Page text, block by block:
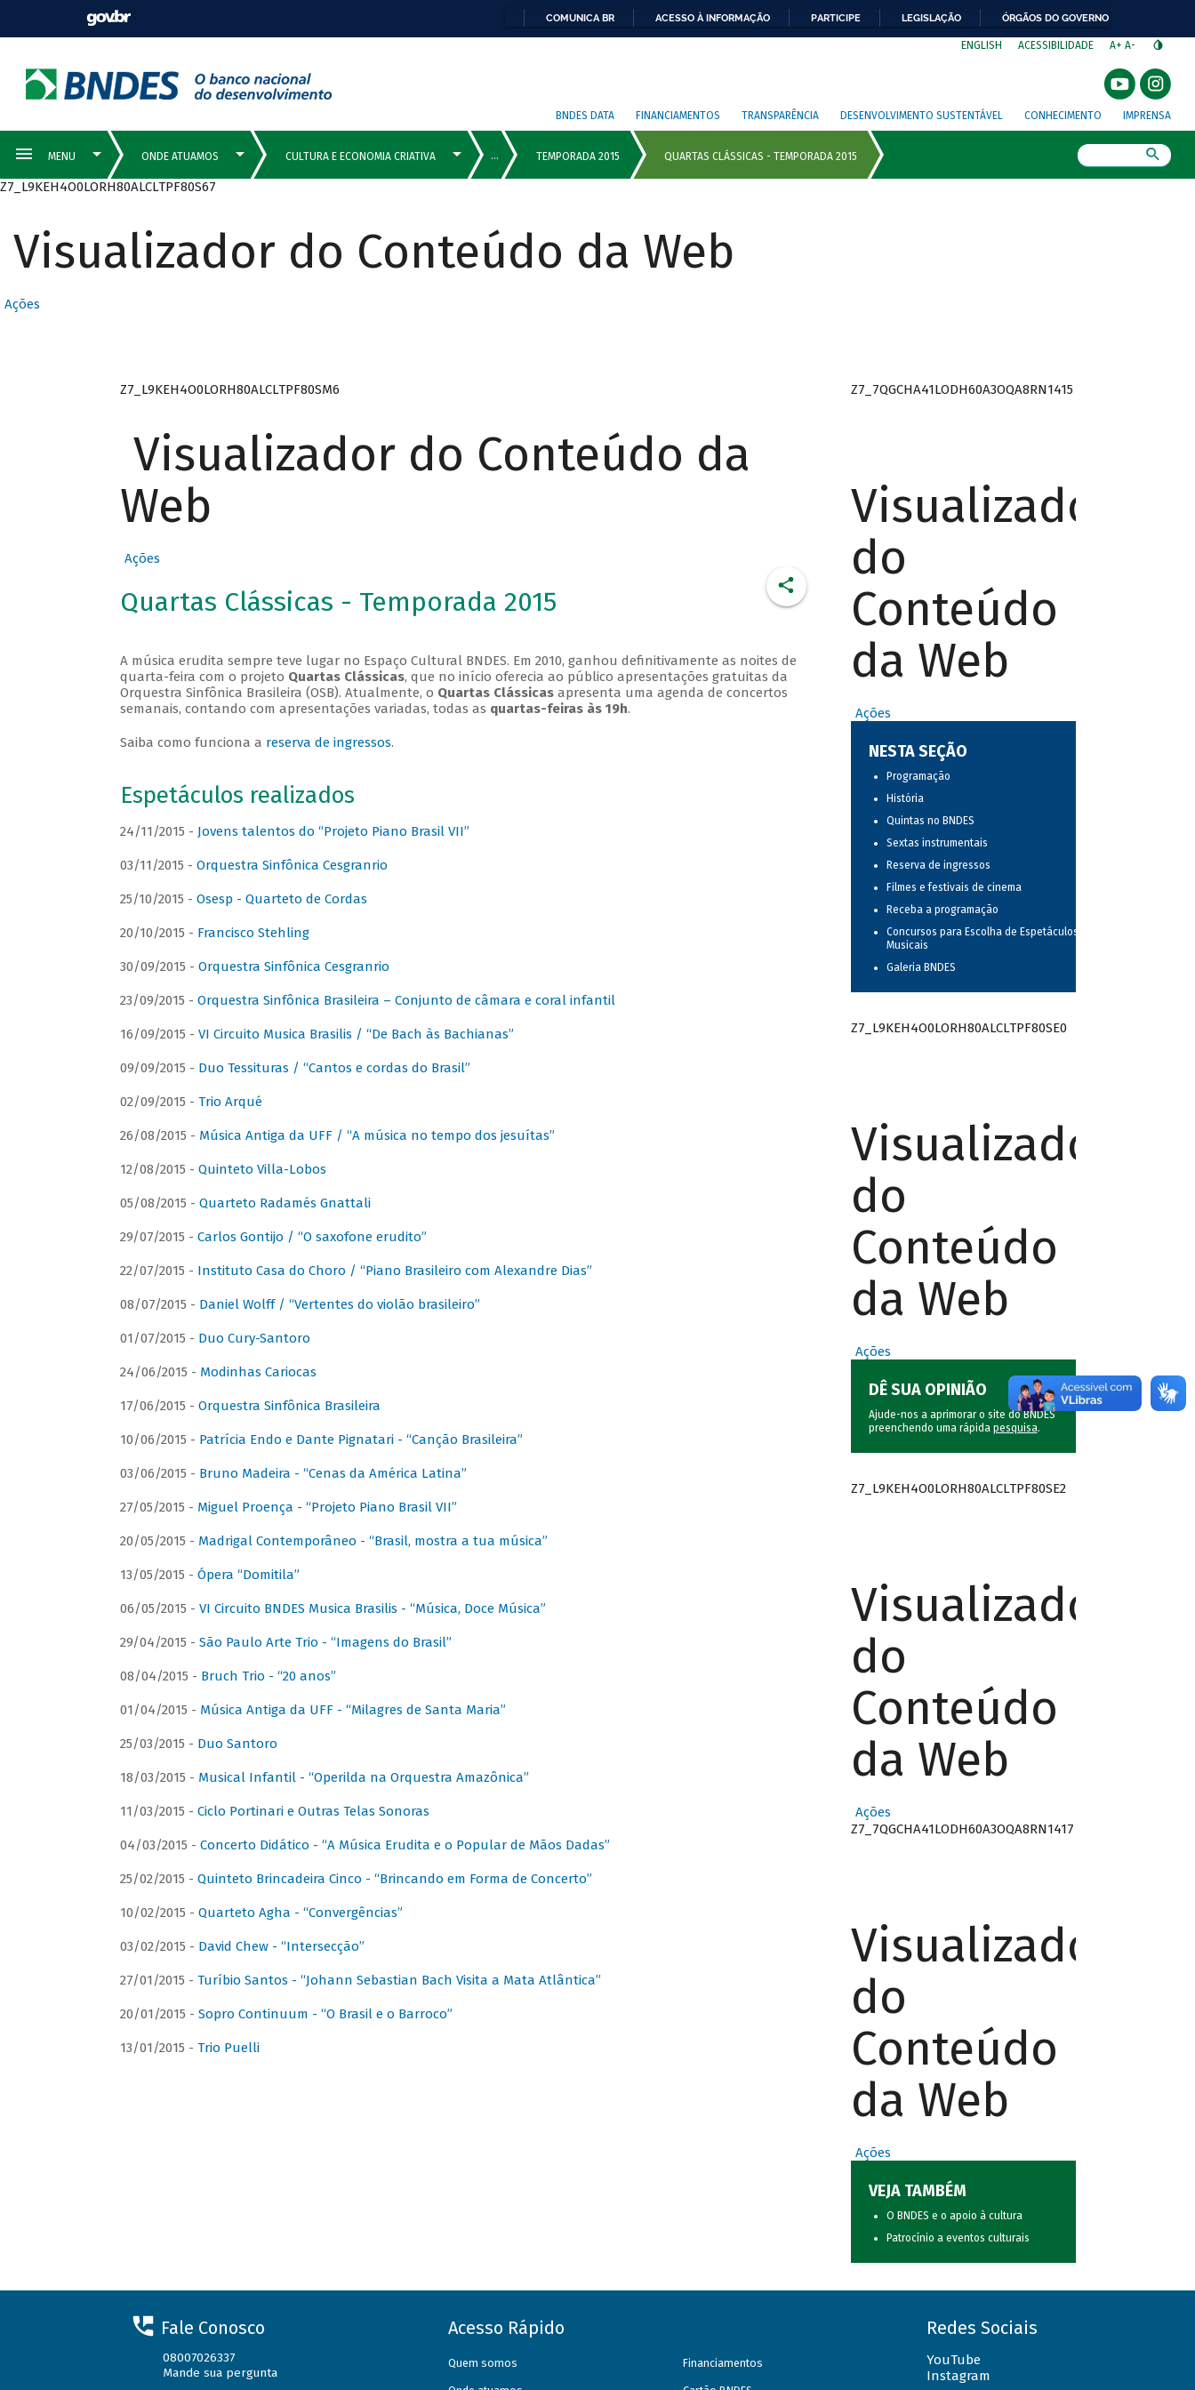
COMUNICA BR ACESSO À INFORMAÇÃO PARTICIPE LEGISLAÇÃO ÓRGÃOS DO GOVERNO
ENGLISH ACESSIBILIDADE A+ A-
BNDES DATA FINANCIAMENTOS TRANSPARÊNCIA DESENVOLVIMENTO SUSTENTÁVEL CONHECIMENTO IMPRENSA
Z7_L9KEH4O0LORH80ALCLTPF80S67
Visualizador do Conteúdo da Web
Ações
Z7_L9KEH4O0LORH80ALCLTPF80SM6
Visualizador do Conteúdo da
Web
Ações
Quartas Clássicas - Temporada 2015
A música erudita sempre teve lugar no Espaço Cultural BNDES. Em 2010, ganhou definitivamente as noites de
quarta-feira com o projeto Quartas Clássicas, que no início oferecia ao público apresentações gratuitas da
Orquestra Sinfônica Brasileira (OSB). Atualmente, o Quartas Clássicasapresenta uma agenda de concertos
semanais, contando com apresentações variadas, todas as quartas-feiras às 19h.
Saiba como funciona a reserva de ingressos.
Espetáculos realizados
24/11/2015 - Jovens talentos do “Projeto Piano Brasil VII”
03/11/2015 - Orquestra Sinfônica Cesgranrio
25/10/2015 - Osesp - Quarteto de Cordas
20/10/2015 - Francisco Stehling
30/09/2015 - Orquestra Sinfônica Cesgranrio
23/09/2015 - Orquestra Sinfônica Brasileira – Conjunto de câmara e coral infantil
16/09/2015 - VI Circuito Musica Brasilis / “De Bach às Bachianas”
09/09/2015 - Duo Tessituras / “Cantos e cordas do Brasil”
02/09/2015 - Trio Arqué
26/08/2015 - Música Antiga da UFF / “A música no tempo dos jesuítas”
12/08/2015 - Quinteto Villa-Lobos
05/08/2015 - Quarteto Radamés Gnattali
29/07/2015 - Carlos Gontijo / “O saxofone erudito”
22/07/2015 - Instituto Casa do Choro / “Piano Brasileiro com Alexandre Dias”
08/07/2015 - Daniel Wolff / “Vertentes do violão brasileiro”
01/07/2015 - Duo Cury-Santoro
24/06/2015 - Modinhas Cariocas
17/06/2015 - Orquestra Sinfônica Brasileira
10/06/2015 - Patrícia Endo e Dante Pignatari - “Canção Brasileira”
03/06/2015 - Bruno Madeira - “Cenas da América Latina”
27/05/2015 - Miguel Proença - “Projeto Piano Brasil VII”
20/05/2015 - Madrigal Contemporâneo - “Brasil, mostra a tua música”
13/05/2015 - Ópera “Domitila”
06/05/2015 - VI Circuito BNDES Musica Brasilis - “Música, Doce Música”
29/04/2015 - São Paulo Arte Trio - “Imagens do Brasil”
08/04/2015 - Bruch Trio - “20 anos”
01/04/2015 - Música Antiga da UFF - “Milagres de Santa Maria”
25/03/2015 - Duo Santoro
18/03/2015 - Musical Infantil - “Operilda na Orquestra Amazônica”
11/03/2015 - Ciclo Portinari e Outras Telas Sonoras
04/03/2015 - Concerto Didático - “A Música Erudita e o Popular de Mãos Dadas”
25/02/2015 - Quinteto Brincadeira Cinco - “Brincando em Forma de Concerto”
10/02/2015 - Quarteto Agha - “Convergências”
03/02/2015 - David Chew - “Intersecção”
27/01/2015 - Turíbio Santos - “Johann Sebastian Bach Visita a Mata Atlântica”
20/01/2015 - Sopro Continuum - “O Brasil e o Barroco”
13/01/2015 - Trio Puelli
Z7_7QGCHA41LODH60A3OQA8RN1415
Visualizador
do
Conteúdo
da Web
Ações
NESTA SEÇÃO
Programação
História
Quintas no BNDES
Sextas instrumentais
Reserva de ingressos
Filmes e festivais de cinema
Receba a programação
Concursos para Escolha de Espetáculos
Musicais
Galeria BNDES
Z7_L9KEH4O0LORH80ALCLTPF80SE0
Visualizador
do
Conteúdo
da Web
Ações
DÊ SUA OPINIÃO
Ajude-nos a aprimorar o site do BNDES
preenchendo uma rápida pesquisa.
Z7_L9KEH4O0LORH80ALCLTPF80SE2
Visualizador
do
Conteúdo
da Web
Ações
Z7_7QGCHA41LODH60A3OQA8RN1417
Visualizador
do
Conteúdo
da Web
Ações
VEJA TAMBÉM
O BNDES e o apoio à cultura
Patrocínio a eventos culturais
Fale Conosco
08007026337
Mande sua pergunta
Acesso Rápido
Quem somos Financiamentos
Redes Sociais
YouTube
Instagram